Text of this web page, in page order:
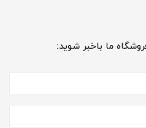
ما باخبر شوید: